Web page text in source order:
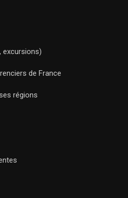
excursions)
de France
régions